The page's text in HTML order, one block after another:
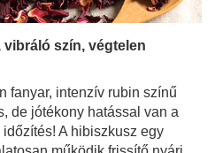
fanyar, intenzív rubin színű
de jótékony hatással van a
A hibiszkusz egy
működik frissítő nyári
de forrón
- ideális a hűvösebb
díszvirág - a szárított
értékes tulajdonságokkal